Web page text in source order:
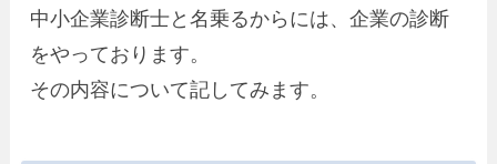
中小企業診断士と名乗るからには、企業の診断
をやっております。
その内容について記してみます。